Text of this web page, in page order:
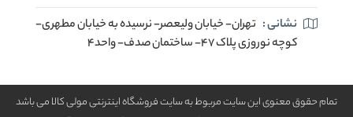
نشانی : تهران- خیابان ولیعصر- نرسیده به خیابان مطهری-
کوچه نوروزی پلاک ۴۷- ساختمان صدف- واحد۴
تمام حقوق معنوی این سایت مربوط به سایت فروشگاه اینترنتی مولی کالا می باشد